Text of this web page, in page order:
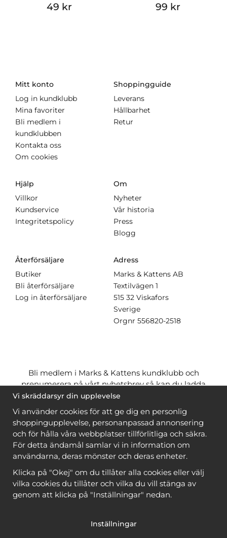
49 kr 99 kr
Mitt konto
Log in kundklubb
Mina favoriter
Bli medlem i
kundklubben
Kontakta oss
Om cookies
Shoppingguide
Leverans
Hållbarhet
Retur
Hjälp
Villkor
Kundservice
Integritetspolicy
Om
Nyheter
Vår historia
Press
Blogg
Återförsäljare
Butiker
Bli återförsäljare
Log in återförsäljare
Adress
Marks & Kattens AB
Textilvägen 1
515 32 Viskafors
Sverige
Orgnr 556820-2518
Bli medlem i Marks & Kattens kundklubb och
prenumerera på vårt nyhetsbrev så kan du ladda
ner många mönstergratisoch få många
när du handlar garn till mönstret. Du ser vilka som
är
gratis när du är inloggad
Bli medlem
Copyright © 2026, Marks & Kattens AB
Vi skräddarsyr din upplevelse
Vi använder cookies för att ge dig en personlig
shoppingupplevelse, personanpassad annonsering
och för hålla våra webbplatser tillförlitliga och säkra.
För detta ändamål samlar vi in information om
användarna, deras mönster och deras enheter.
Klicka på "Okej" om du tillåter alla cookies eller välj
vilka cookies du tillåter och vilka du vill stänga av
genom att klicka på "Inställningar" nedan.
Inställningar